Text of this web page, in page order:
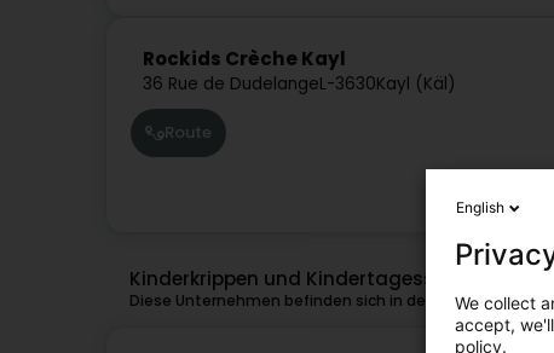
Rockids Crèche Kayl
36 Rue de DudelangeL-3630Kayl (Käl)
Route
Kinderkrippen und Kindertagesstätten in der
Diese Unternehmen befinden sich in der Nähe von Kayl
English
We collect
accept,
policy.